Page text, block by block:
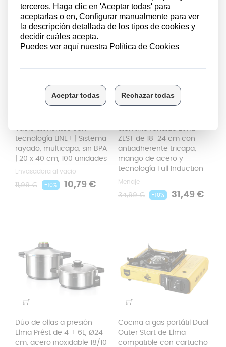
tecnología LINE+ | Sistema
rayado, multicapa, sin BPA
| 20 x 40 cm, 100 unidades
Envasadora al vacío
Precio
11,99 € -10% Precio
10,79 €
ZEST de 18-24 cm con
antiadherente tricapa,
mango de acero y
tecnología Full Induction
Menaje
Precio
34,99 € -10% Precio
31,49 €
Dúo de ollas a presión
Elma Prêst de 4 + 6L, Ø24
cm, acero inoxidable 18/10
Cocina a gas portátil Dual
Outer Start de Elma
compatible con cartucho